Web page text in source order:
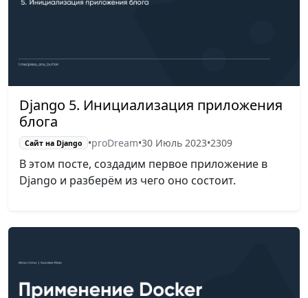
Django 5. Инициализация приложения
блога
Сайт на Django •proDream•30 Июль 2023•2309
В этом посте, создадим первое приложение в
Django и разберём из чего оно состоит.